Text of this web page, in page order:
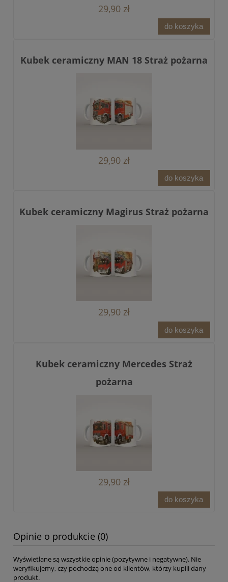
29,90 zł
do koszyka
Kubek ceramiczny MAN 18 Straż pożarna
29,90 zł
do koszyka
Kubek ceramiczny Magirus Straż pożarna
29,90 zł
do koszyka
Kubek ceramiczny Mercedes Straż
pożarna
29,90 zł
do koszyka
Opinie o produkcie (0)
Wyświetlane są wszystkie opinie (pozytywne i negatywne). Nie
weryfikujemy, czy pochodzą one od klientów, którzy kupili dany
produkt.